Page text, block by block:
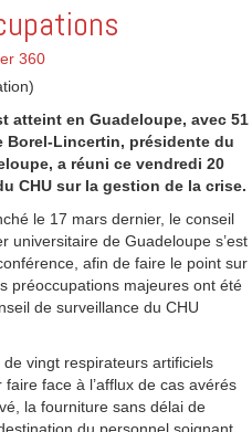
360
atteint en Guadeloupe, avec 51
Lincertin, présidente du
a réuni ce vendredi 20
CHU sur la gestion de la crise.
le 17 mars dernier, le conseil
universitaire de Guadeloupe s’est
afin de faire le point sur
préoccupations majeures ont été
de surveillance du CHU
vingt respirateurs artificiels
face à l’afflux de cas avérés
la fourniture sans délai de